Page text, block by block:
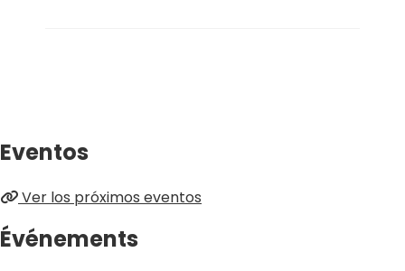
Eventos
Ver los próximos eventos
Événements